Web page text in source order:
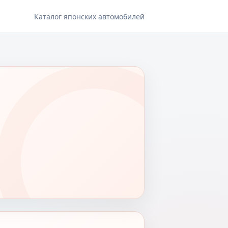
Каталог японских автомобилей